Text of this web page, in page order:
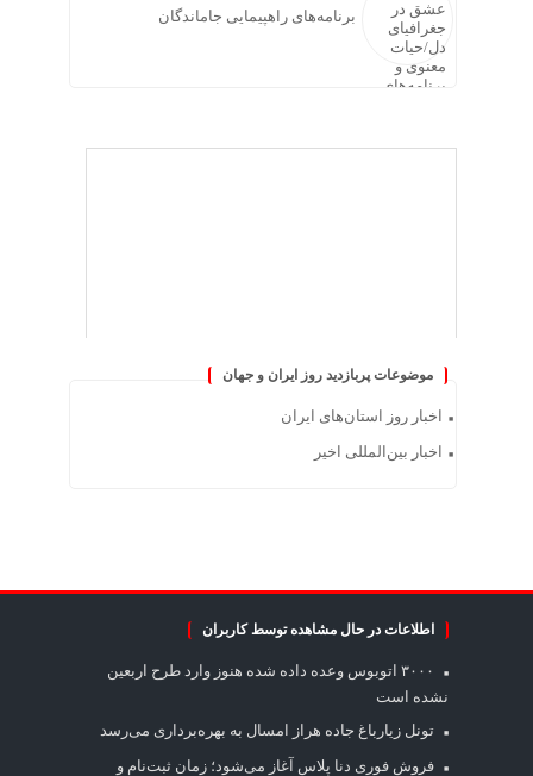
برنامه‌های راهپیمایی جاماندگان
موضوعات پربازدید روز ایران و جهان
اخبار روز استان‌های ایران
اخبار بین‌المللی اخیر
اطلاعات در حال مشاهده توسط کاربران
۳۰۰۰ اتوبوس وعده داده شده هنوز وارد طرح اربعین
نشده است
تونل زیارباغ جاده هراز امسال به بهره‌برداری می‌رسد
فروش فوری دنا پلاس آغاز می‌شود؛ زمان ثبت‌نام و